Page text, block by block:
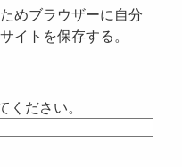
めブラウザーに自分
イトを保存する。
ださい。